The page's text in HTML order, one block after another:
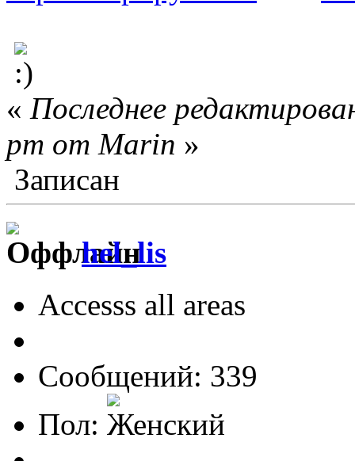
« Последнее
pm от Marin »
Записан
hel_lis
Accesss all areas
Сообщений: 339
Пол: